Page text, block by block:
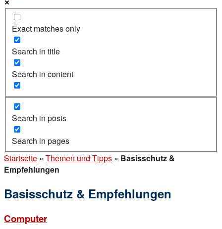
Exact matches only
Search in title
Search in content
Search in posts
Search in pages
Startseite » Themen und Tipps » Basisschutz &
Empfehlungen
Basisschutz & Empfehlungen
Computer